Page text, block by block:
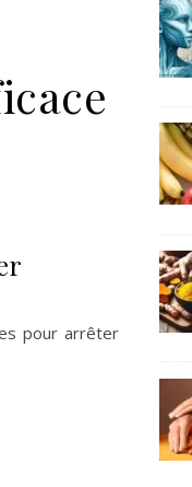
efficace pour
pour arrêter